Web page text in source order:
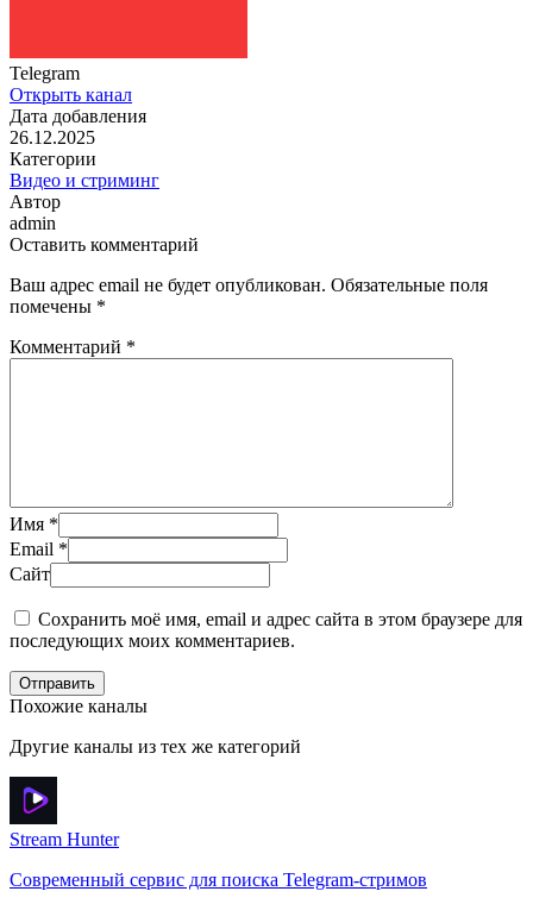
Telegram
Открыть канал
Дата добавления
26.12.2025
Категории
Видео и стриминг
Автор
admin
Оставить комментарий
Ваш адрес email не будет опубликован. Обязательные поля
помечены *
Комментарий *
Имя *
Email *
Сайт
Сохранить моё имя, email и адрес сайта в этом браузере для
последующих моих комментариев.
Отправить
Похожие каналы
Другие каналы из тех же категорий
Stream Hunter
Современный сервис для поиска Telegram-стримов